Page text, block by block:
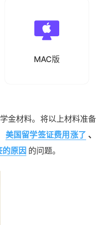
MAC版
金材料。将以上材料准备
美国留学签证费用涨了 、
原因 的问题。